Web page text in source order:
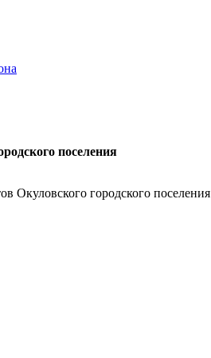
поселения
Окуловского городского поселения